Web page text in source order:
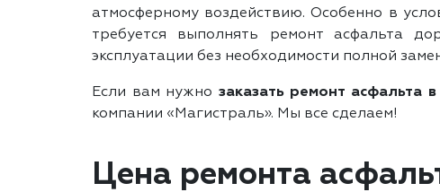
атмосферному воздействию. Особенно в
требуется выполнять ремонт асфальта
эксплуатации без необходимости полной
Если вам нужно заказать ремонт асфальта
компании «Магистраль». Мы все сделаем!
Цена ремонта